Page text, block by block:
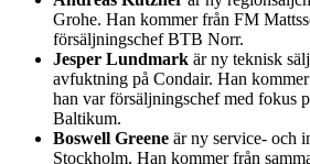
Grohe. Han kommer från FM
försäljningschef BTB Norr.
Jesper Lundmark är ny teknisk
avfuktning på Condair. Han
han var försäljningschef med fokus
Baltikum.
Boswell Greene är ny service- och
Stockholm. Han kommer från